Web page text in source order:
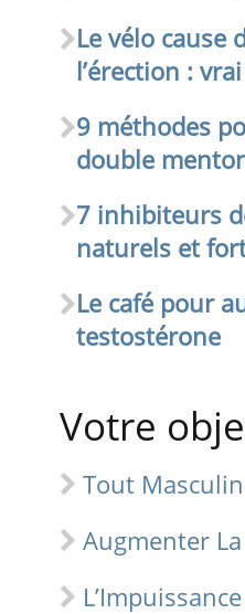
Le vélo cause
l’érection :
9 méthodes
double
7 inhibiteurs
naturels et
Le café pour
testostérone
Votre
Tout Masculin
Augmenter